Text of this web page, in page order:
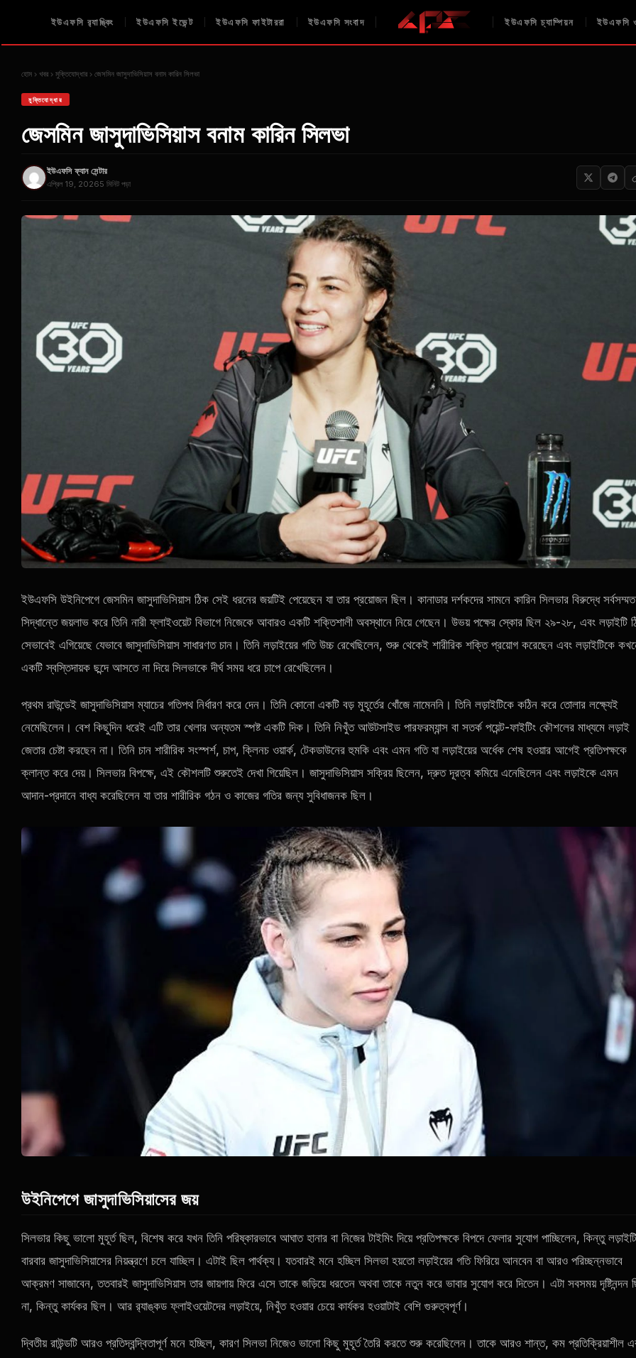
ইউএফসি র‍্যাঙ্কিং ইউএফসি ইভেন্ট ইউএফসি ফাইটাররা ইউএফসি সংবাদ ইউএফসি চ্যাম্পিয়ন ইউএফসি
হোম খবর মুক্তিযোদ্ধার জেসমিন জাসুদাভিসিয়াস বনাম কারিন সিলভা
মুক্তিযোদ্ধার
জেসমিন জাসুদাভিসিয়াস বনাম কারিন সিলভা
ইউএফসি ফ্যান সেন্টার
এপ্রিল 19, 20265 মিনিট পড়া
ইউএফসি উইনিপেগে জেসমিন জাসুদাভিসিয়াস ঠিক সেই ধরনের জয়টিই পেয়েছেন যা তার প্রয়োজন ছিল। কানাডার দর্শকদের সামনে কারিন সিলভার বিরুদ্ধে সর্বসম্মত
সিদ্ধান্তে জয়লাভ করে তিনি নারী ফ্লাইওয়েট বিভাগে নিজেকে আবারও একটি শক্তিশালী অবস্থানে নিয়ে গেছেন। উভয় পক্ষের স্কোর ছিল ২৯-২৮, এবং লড়াইটি
সেভাবেই এগিয়েছে যেভাবে জাসুদাভিসিয়াস সাধারণত চান। তিনি লড়াইয়ের গতি উচ্চ রেখেছিলেন, শুরু থেকেই শারীরিক শক্তি প্রয়োগ করেছেন এবং লড়াইটিকে
একটি স্বস্তিদায়ক ছন্দে আসতে না দিয়ে সিলভাকে দীর্ঘ সময় ধরে চাপে রেখেছিলেন।
প্রথম রাউন্ডেই জাসুদাভিসিয়াস ম্যাচের গতিপথ নির্ধারণ করে দেন। তিনি কোনো একটি বড় মুহূর্তের খোঁজে নামেননি। তিনি লড়াইটিকে কঠিন করে তোলার লক্ষ্যেই
নেমেছিলেন। বেশ কিছুদিন ধরেই এটি তার খেলার অন্যতম স্পষ্ট একটি দিক। তিনি নিখুঁত আউটসাইড পারফরম্যান্স বা সতর্ক পয়েন্ট-ফাইটিং কৌশলের মাধ্যমে লড়াই
জেতার চেষ্টা করছেন না। তিনি চান শারীরিক সংস্পর্শ, চাপ, ক্লিনচ ওয়ার্ক, টেকডাউনের হুমকি এবং এমন গতি যা লড়াইয়ের অর্ধেক শেষ হওয়ার আগেই প্রতিপক্ষকে
ক্লান্ত করে দেয়। সিলভার বিপক্ষে, এই কৌশলটি শুরুতেই দেখা গিয়েছিল। জাসুদাভিসিয়াস সক্রিয় ছিলেন, দ্রুত দূরত্ব কমিয়ে এনেছিলেন এবং লড়াইকে এমন
আদান-প্রদানে বাধ্য করেছিলেন যা তার শারীরিক গঠন ও কাজের গতির জন্য সুবিধাজনক ছিল।
উইনিপেগে জাসুদাভিসিয়াসের জয়
সিলভার কিছু ভালো মুহূর্ত ছিল, বিশেষ করে যখন তিনি পরিষ্কারভাবে আঘাত হানার বা নিজের টাইমিং দিয়ে প্রতিপক্ষকে বিপদে ফেলার সুযোগ পাচ্ছিলেন, কিন্তু লড়াইটি
বারবার জাসুদাভিসিয়াসের নিয়ন্ত্রণে চলে যাচ্ছিল। এটাই ছিল পার্থক্য। যতবারই মনে হচ্ছিল সিলভা হয়তো লড়াইয়ের গতি ফিরিয়ে আনবেন বা আরও পরিচ্ছন্নভাবে
আক্রমণ সাজাবেন, ততবারই জাসুদাভিসিয়াস তার জায়গায় ফিরে এসে তাকে জড়িয়ে ধরতেন অথবা তাকে নতুন করে ভাবার সুযোগ করে দিতেন। এটা সবসময় দৃষ্টিনন্দন
না, কিন্তু কার্যকর ছিল। আর র‍্যাঙ্কড ফ্লাইওয়েটদের লড়াইয়ে, নিখুঁত হওয়ার চেয়ে কার্যকর হওয়াটাই বেশি গুরুত্বপূর্ণ।
দ্বিতীয় রাউন্ডটি আরও প্রতিদ্বন্দ্বিতাপূর্ণ মনে হচ্ছিল, কারণ সিলভা নিজেও ভালো কিছু মুহূর্ত তৈরি করতে শুরু করেছিলেন। তাকে আরও শান্ত, কম প্রতিক্রিয়াশীল